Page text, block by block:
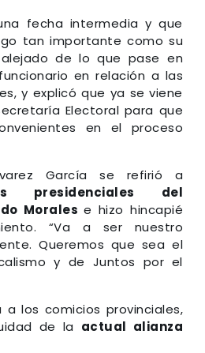
fecha intermedia y que
tan importante como su
de lo que pase en
en relación a las
y explicó que ya se viene
Electoral para que
en el proceso
García se refirió a
presidenciales del
Moralese hizo hincapié
“Va a ser nuestro
Queremos que sea el
y de Juntos por el
a los comicios provinciales,
de la actual alianza